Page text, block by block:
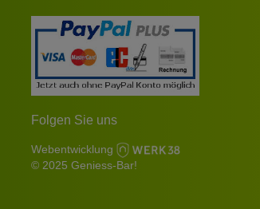
Folgen Sie uns
Webentwicklung
© 2025 Geniess-Bar!